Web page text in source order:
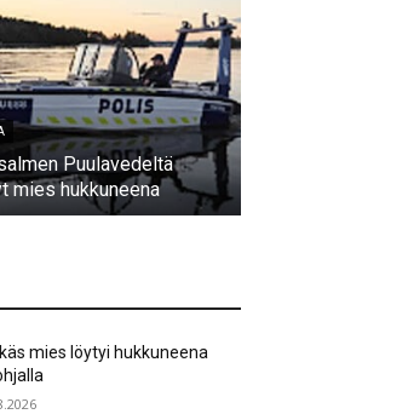
Puulavedeltä
mies hukkuneena
mies löytyi hukkuneena